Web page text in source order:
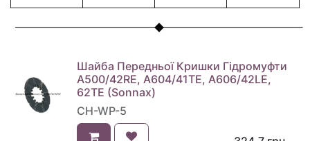
Шайба Передньої Кришки Гідромуфти
A500/42RE, A604/41TE, A606/42LE,
62TE (Sonnax)
CH-WP-5